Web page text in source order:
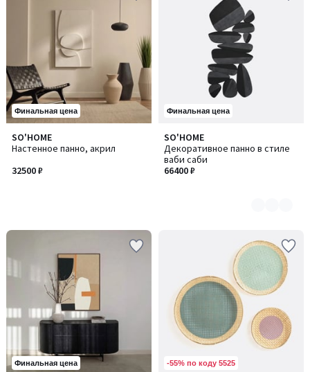
Финальная цена
SO'HOME
Настенное панно, акрил
32500 ₽
Финальная цена
SO'HOME
Декоративное панно в стиле
ваби саби
66400 ₽
Количество
цветов:
2
Финальная цена -55% по коду 5525